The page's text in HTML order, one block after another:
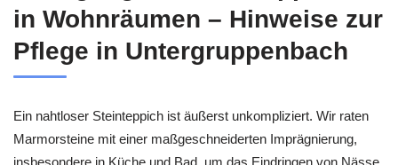
in Wohnräumen – Hinweise zur
Pflege in Untergruppenbach
Ein nahtloser Steinteppich ist äußerst unkompliziert. Wir raten
Marmorsteine mit einer maßgeschneiderten Imprägnierung,
insbesondere in Küche und Bad, um das Eindringen von Nässe